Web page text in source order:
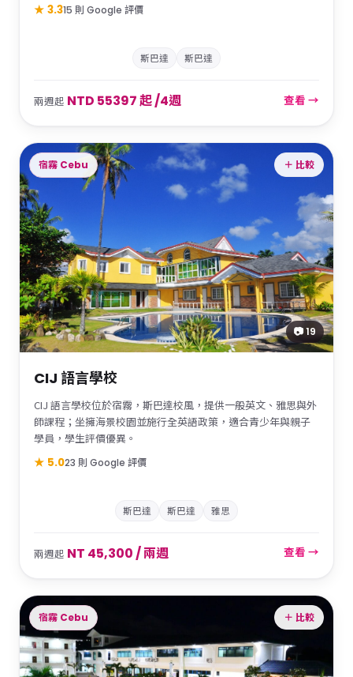
★ 3.315 則 Google 評價
斯巴達 斯巴達
兩週起 NTD 55397 起 /4週 查看 →
宿霧 Cebu
📷 19
＋ 比較
CIJ 語言學校
CIJ 語言學校位於宿霧，斯巴達校風，提供一般英文、雅思與外
師課程；坐擁海景校園並施行全英語政策，適合青少年與親子
學員，學生評價優異。
★ 5.023 則 Google 評價
斯巴達 斯巴達 雅思
兩週起 NT 45,300 / 兩週 查看 →
宿霧 Cebu ＋ 比較